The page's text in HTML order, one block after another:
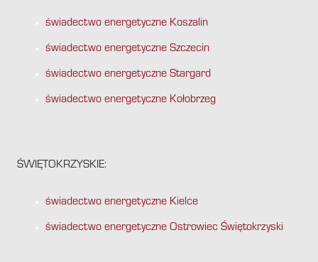
świadectwo energetyczne Koszalin
świadectwo energetyczne Szczecin
świadectwo energetyczne Stargard
świadectwo energetyczne Kołobrzeg
ŚWIĘTOKRZYSKIE:
świadectwo energetyczne Kielce
świadectwo energetyczne Ostrowiec Świętokrzyski